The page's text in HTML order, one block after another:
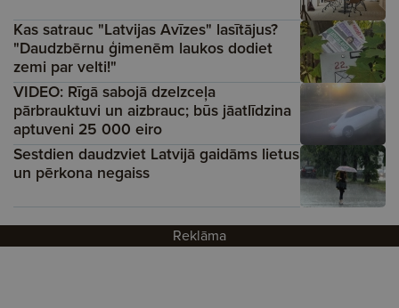
Kas satrauc "Latvijas Avīzes" lasītājus?
"Daudzbērnu ģimenēm laukos dodiet
zemi par velti!"
VIDEO: Rīgā sabojā dzelzceļa
pārbrauktuvi un aizbrauc; būs jāatlīdzina
aptuveni 25 000 eiro
Sestdien daudzviet Latvijā gaidāms lietus
un pērkona negaiss
Reklāma